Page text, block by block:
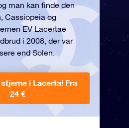
man kan finde den
Cassiopeia og
EV Lacertae
i 2008, der var
end Solen.
i Lacerta! Fra
24 €